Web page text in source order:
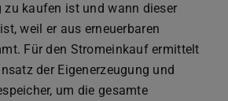
kaufen ist und wann dieser
weil er aus erneuerbaren
Für den Stromeinkauf ermittelt
der Eigenerzeugung und
um die gesamte